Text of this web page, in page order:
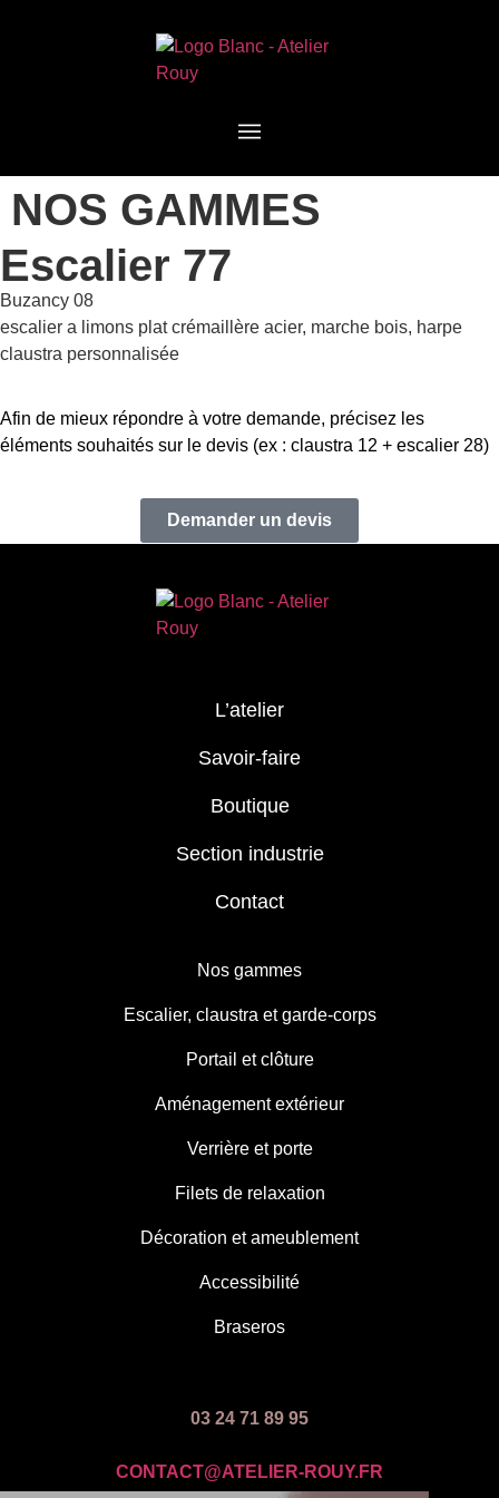
NOS GAMMES
Escalier 77
Buzancy 08
escalier a limons plat crémaillère acier, marche bois, harpe
claustra personnalisée
Afin de mieux répondre à votre demande, précisez les
éléments souhaités sur le devis (ex : claustra 12 + escalier 28)
Demander un devis
L’atelier
Savoir-faire
Boutique
Section industrie
Contact
Nos gammes
Escalier, claustra et garde-corps
Portail et clôture
Aménagement extérieur
Verrière et porte
Filets de relaxation
Décoration et ameublement
Accessibilité
Braseros
03 24 71 89 95
CONTACT@ATELIER-ROUY.FR